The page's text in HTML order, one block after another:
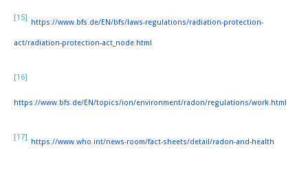
[15] https://www.bfs.de/EN/bfs/laws-regulations/radiation-protection-
act/radiation-protection-act_node.html
[16]
https://www.bfs.de/EN/topics/ion/environment/radon/regulations/work.html
[17] https://www.who.int/news-room/fact-sheets/detail/radon-and-health